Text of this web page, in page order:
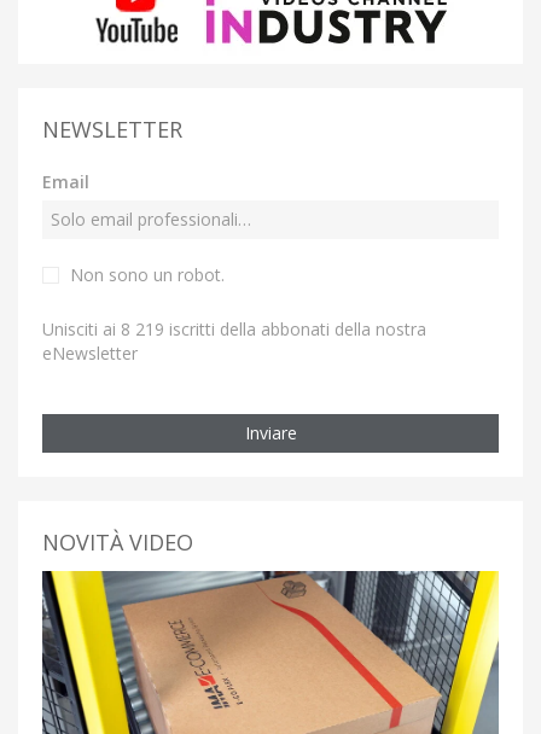
NEWSLETTER
Email
Non sono un robot.
Unisciti ai 8 219 iscritti della abbonati della nostra
eNewsletter
Inviare
NOVITÀ VIDEO